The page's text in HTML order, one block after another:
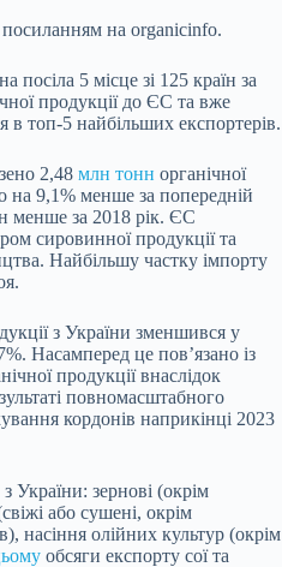
на organicinfo.
посіла 5 місце зі 125 країн за
продукції до ЄС та вже
в топ-5 найбільших експортерів.
2,48 млн тонн органічної
на 9,1% менше за попередній
менше за 2018 рік. ЄС
сировинної продукції та
Найбільшу частку імпорту
з України зменшився у
Насамперед це пов’язано із
продукції внаслідок
повномасштабного
кордонів наприкінці 2023
України: зернові (окрім
або сушені, окрім
насіння олійних культур (окрім
обсяги експорту сої та